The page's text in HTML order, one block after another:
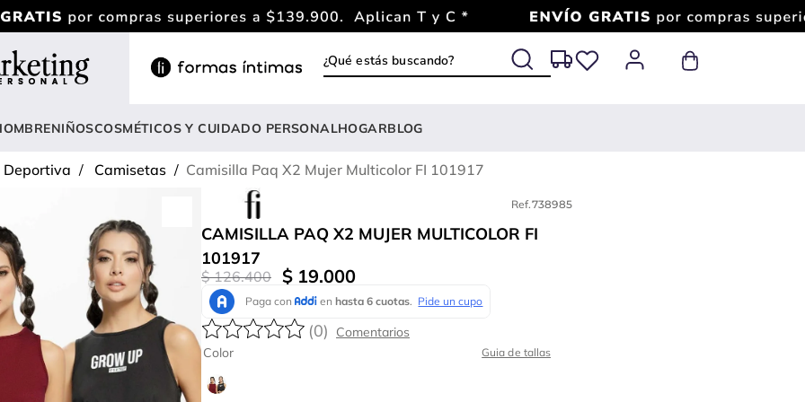
¿Qué estás buscando?
NIÑOSCOSMÉTICOS Y CUIDADO PERSONALHOGARBLOG
Deportiva Camisetas Camisilla Paq X2 Mujer Multicolor FI 101917
Ref.738985
CAMISILLA PAQ X2 MUJER MULTICOLOR FI
101917
$ 126.400 $ 19.000
(0)
Color Guia de tallas